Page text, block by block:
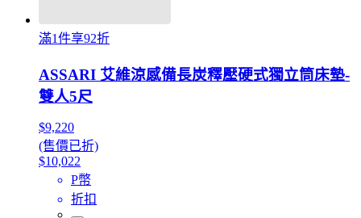
滿1件享92折
ASSARI 艾維涼感備長炭釋壓硬式獨立筒床墊-
雙人5尺
$9,220
(售價已折)
$10,022
P幣
折扣